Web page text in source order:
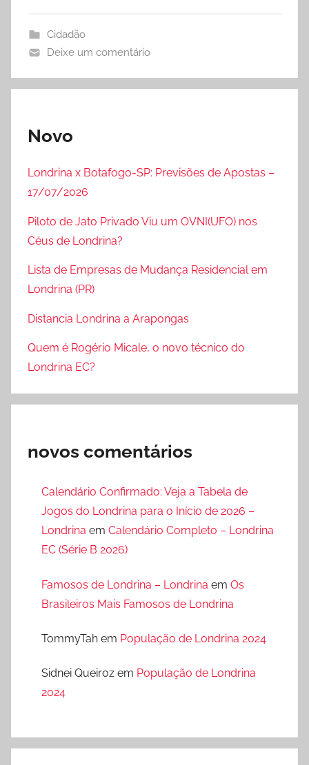
Cidadão
Deixe um comentário
Novo
Londrina x Botafogo-SP: Previsões de Apostas –
17/07/2026
Piloto de Jato Privado Viu um OVNI(UFO) nos
Céus de Londrina?
Lista de Empresas de Mudança Residencial em
Londrina (PR)
Distancia Londrina a Arapongas
Quem é Rogério Micale, o novo técnico do
Londrina EC?
novos comentários
Calendário Confirmado: Veja a Tabela de
Jogos do Londrina para o Início de 2026 –
Londrina em Calendário Completo – Londrina
EC (Série B 2026)
Famosos de Londrina – Londrina em Os
Brasileiros Mais Famosos de Londrina
TommyTah em População de Londrina 2024
Sidnei Queiroz em População de Londrina
2024